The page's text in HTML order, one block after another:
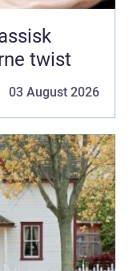
twist
03 August 2026